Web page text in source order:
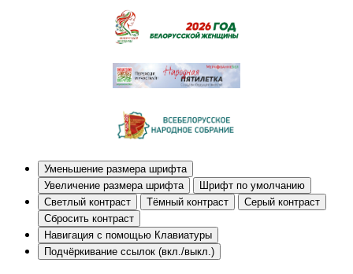
Уменьшение размера шрифта
Увеличение размера шрифта
Шрифт по умолчанию
Светлый контраст
Тёмный контраст
Серый контраст
Сбросить контраст
Навигация с помощью Клавиатуры
Подчёркивание ссылок (вкл./выкл.)